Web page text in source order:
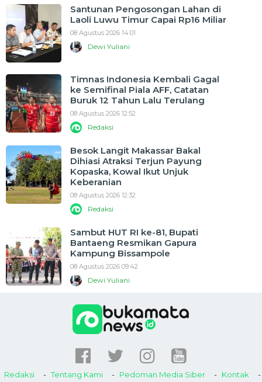
Santunan Pengosongan Lahan di
Laoli Luwu Timur Capai Rp16 Miliar
08 Agustus 2026 14:01
Dewi Yuliani
Timnas Indonesia Kembali Gagal
ke Semifinal Piala AFF, Catatan
Buruk 12 Tahun Lalu Terulang
08 Agustus 2026 12:52
Redaksi
Besok Langit Makassar Bakal
Dihiasi Atraksi Terjun Payung
Kopaska, Kowal Ikut Unjuk
Keberanian
08 Agustus 2026 12:32
Redaksi
Sambut HUT RI ke-81, Bupati
Bantaeng Resmikan Gapura
Kampung Bissampole
08 Agustus 2026 09:42
Dewi Yuliani
Redaksi Tentang Kami Pedoman Media Siber
Kontak